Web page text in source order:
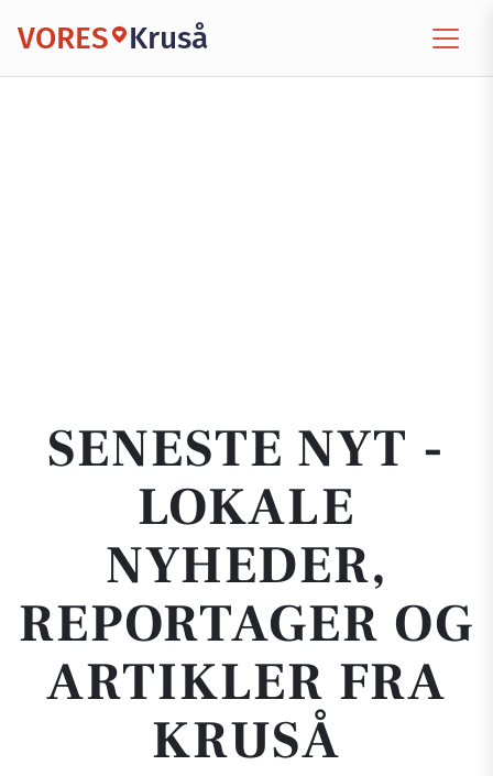
VORES Kruså
SENESTE NYT -
LOKALE
NYHEDER,
REPORTAGER OG
ARTIKLER FRA
KRUSÅ